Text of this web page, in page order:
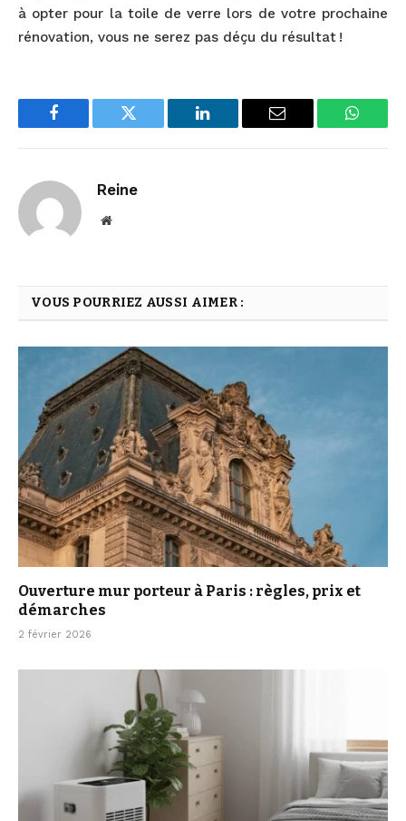
à opter pour la toile de verre lors de votre prochaine
rénovation, vous ne serez pas déçu du résultat !
Facebook Twitter LinkedIn Email
Reine
Website
VOUS POURRIEZ AUSSI AIMER :
Ouverture mur porteur à Paris : règles, prix et
démarches
2 février 2026